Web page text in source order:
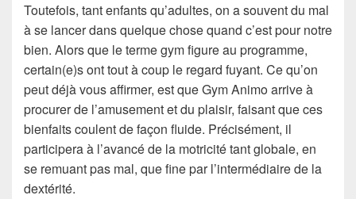
Toutefois, tant enfants qu’adultes, on a souvent du mal
à se lancer dans quelque chose quand c’est pour notre
bien. Alors que le terme gym figure au programme,
certain(e)s ont tout à coup le regard fuyant. Ce qu’on
peut déjà vous affirmer, est que Gym Animo arrive à
procurer de l’amusement et du plaisir, faisant que ces
bienfaits coulent de façon fluide. Précisément, il
participera à l’avancé de la motricité tant globale, en
se remuant pas mal, que fine par l’intermédiaire de la
dextérité.